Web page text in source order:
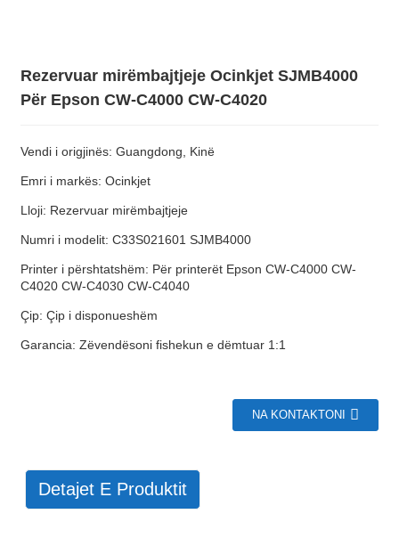
Rezervuar mirëmbajtjeje Ocinkjet SJMB4000
Për Epson CW-C4000 CW-C4020
Vendi i origjinës: Guangdong, Kinë
Emri i markës: Ocinkjet
Lloji: Rezervuar mirëmbajtjeje
Numri i modelit: C33S021601 SJMB4000
Printer i përshtatshëm: Për printerët Epson CW-C4000 CW-
C4020 CW-C4030 CW-C4040
Çip: Çip i disponueshëm
Garancia: Zëvendësoni fishekun e dëmtuar 1:1
NA KONTAKTONI
Detajet E Produktit